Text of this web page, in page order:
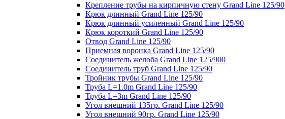
Крепление трубы на кирпичную стену Grand Line 125/90
Крюк длинный Grand Line 125/90
Крюк длинный усиленный Grand Line 125/90
Крюк короткий Grand Line 125/90
Отвод Grand Line 125/90
Приемная воронка Grand Line 125/90
Соединитель желоба Grand Line 125/900
Соединитель труб Grand Line 125/90
Тройник трубы Grand Line 125/90
Труба L=1.0m Grand Line 125/90
Труба L=3m Grand Line 125/90
Угол внешний 135гр. Grand Line 125/90
Угол внешний 90гр. Grand Line 125/90